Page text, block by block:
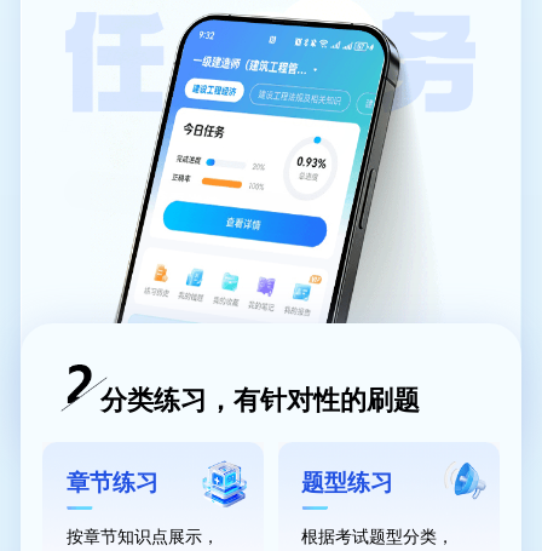
分类练习，有针对性的刷题
章节练习
按章节知识点展示，
题型练习
根据考试题型分类，